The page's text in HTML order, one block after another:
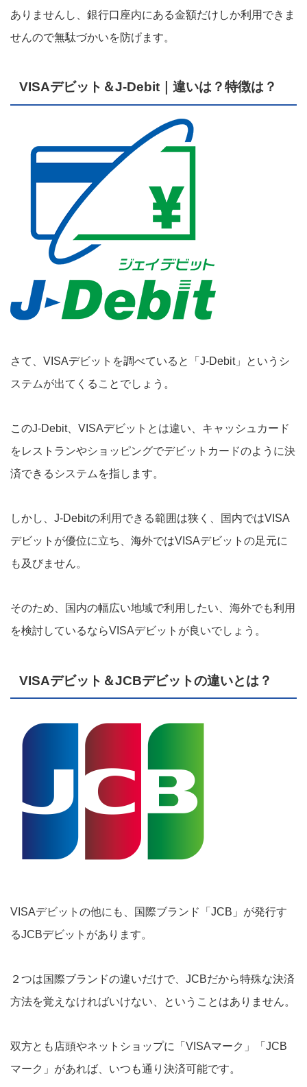
ありませんし、銀行口座内にある金額だけしか利用できま
せんので無駄づかいを防げます。
VISAデビット＆J-Debit｜違いは？特徴は？
さて、VISAデビットを調べていると「J-Debit」というシ
ステムが出てくることでしょう。
このJ-Debit、VISAデビットとは違い、キャッシュカード
をレストランやショッピングでデビットカードのように決
済できるシステムを指します。
しかし、J-Debitの利用できる範囲は狭く、国内ではVISA
デビットが優位に立ち、海外ではVISAデビットの足元に
も及びません。
そのため、国内の幅広い地域で利用したい、海外でも利用
を検討しているならVISAデビットが良いでしょう。
VISAデビット＆JCBデビットの違いとは？
VISAデビットの他にも、国際ブランド「JCB」が発行す
るJCBデビットがあります。
２つは国際ブランドの違いだけで、JCBだから特殊な決済
方法を覚えなければいけない、ということはありません。
双方とも店頭やネットショップに「VISAマーク」「JCB
マーク」があれば、いつも通り決済可能です。